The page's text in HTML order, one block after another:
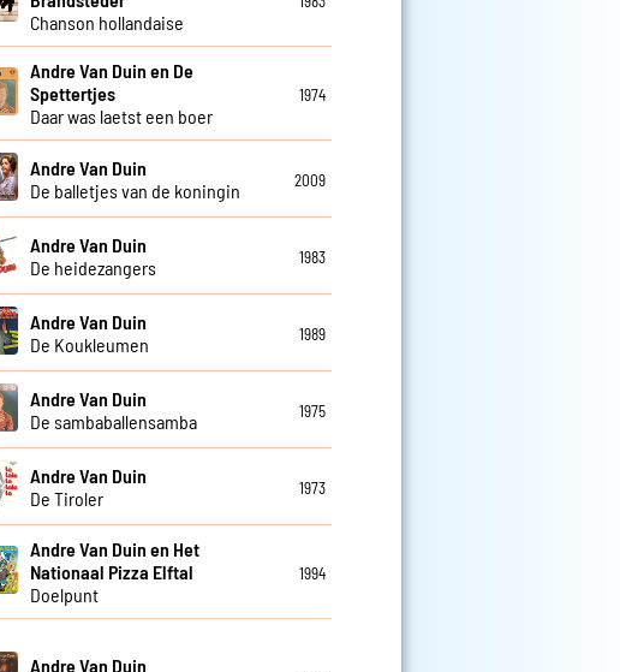
Chanson hollandaise
Andre Van Duin en De
Spettertjes
Daar was laetst een boer
1974
Andre Van Duin
De balletjes van de koningin
2009
Andre Van Duin
De heidezangers
1983
Andre Van Duin
De Koukleumen
1989
Andre Van Duin
De sambaballensamba
1975
Andre Van Duin
De Tiroler
1973
Andre Van Duin en Het
Nationaal Pizza Elftal
Doelpunt
1994
Andre Van Duin